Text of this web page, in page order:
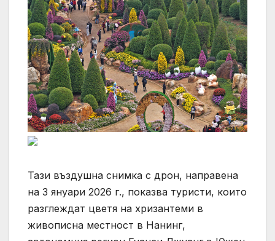
Тази въздушна снимка с дрон, направена
на 3 януари 2026 г., показва туристи, които
разглеждат цветя на хризантеми в
живописна местност в Нанинг,